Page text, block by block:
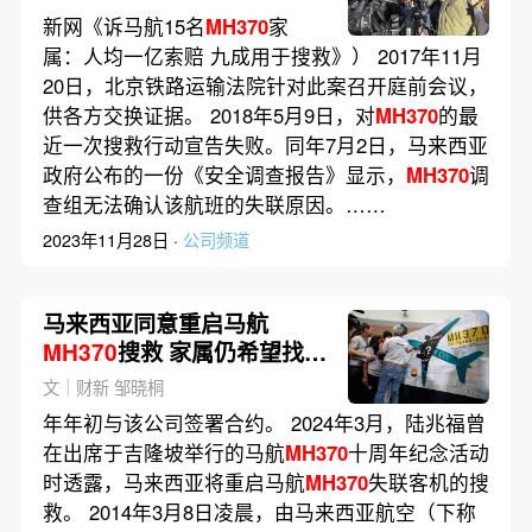
新网《诉马航15名MH370家
属：人均一亿索赔 九成用于搜救》） 2017年11月
20日，北京铁路运输法院针对此案召开庭前会议，
供各方交换证据。 2018年5月9日，对MH370的最
近一次搜救行动宣告失败。同年7月2日，马来西亚
政府公布的一份《安全调查报告》显示， MH370调
查组无法确认该航班的失联原因。……
2023年11月28日 · 公司频道
马来西亚同意重启马航
MH370搜救 家属仍希望找到
人
文｜财新 邹晓桐
年年初与该公司签署合约。 2024年3月，陆兆福曾
在出席于吉隆坡举行的马航MH370十周年纪念活动
时透露，马来西亚将重启马航MH370失联客机的搜
救。 2014年3月8日凌晨，由马来西亚航空（下称